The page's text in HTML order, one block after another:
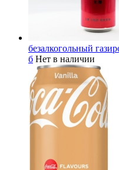
безалкогольный
б Нет в наличии